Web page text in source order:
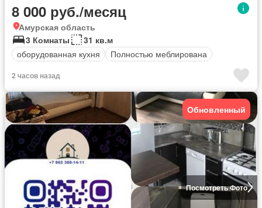
8 000 руб./месяц
Амурская область
3 Комнаты
31 кв.м
оборудованная кухня
Полностью меблирована
2 часов назад
Посмотреть Фото
Обновленный